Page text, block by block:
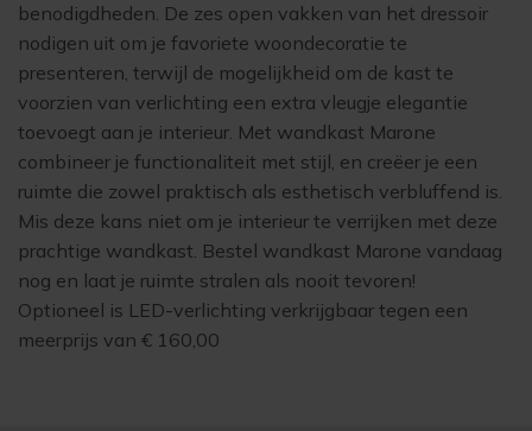
benodigdheden. De zes open vakken van het dressoir
nodigen uit om je favoriete woondecoratie te
presenteren, terwijl de mogelijkheid om de kast te
voorzien van verlichting een extra vleugje elegantie
toevoegt aan je interieur. Met wandkast Marone
combineer je functionaliteit met stijl, en creëer je een
ruimte die zowel praktisch als esthetisch verbluffend is.
Mis deze kans niet om je interieur te verrijken met deze
prachtige wandkast. Bestel wandkast Marone vandaag
nog en laat je ruimte stralen als nooit tevoren!
Optioneel is LED-verlichting verkrijgbaar tegen een
meerprijs van € 160,00